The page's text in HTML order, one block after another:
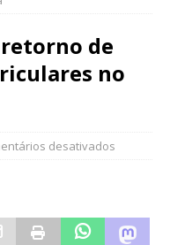
de
no
desativados